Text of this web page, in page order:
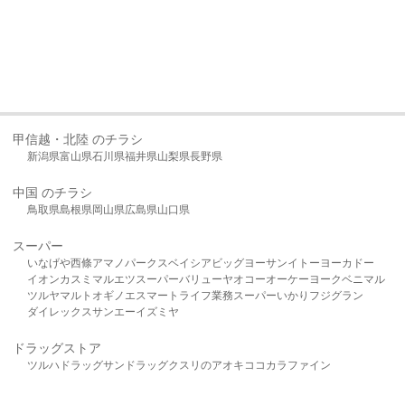
甲信越・北陸 のチラシ
新潟県富山県石川県福井県山梨県長野県
中国 のチラシ
鳥取県島根県岡山県広島県山口県
スーパー
いなげや西條アマノパークスベイシア ビッグヨーサンイトーヨーカドー
イオンカスミ マルエツスーパーバリューヤオコーオーケー ヨークベニマル
ツルヤマルト オギノ エスマート ライフ業務スーパーいかり フジグラン
ダイレックスサンエーイズミヤ
ドラッグストア
ツルハドラッグサンドラッグクスリのアオキ ココカラファイン